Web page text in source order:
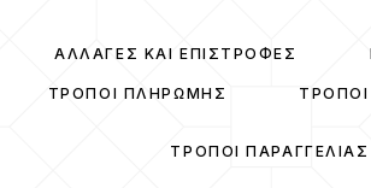
ΑΛΛΑΓΈΣ ΚΑΙ ΕΠΙΣΤΡΟΦΈΣ
ΤΡΌΠΟΙ ΠΛΗΡΩΜΉΣ
ΤΡΌΠΟΙ ΠΑΡΑΓΓΕΛΊΑΣ